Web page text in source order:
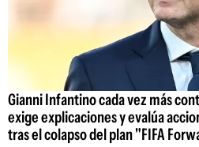
Gianni Infantino cada vez más
exige explicaciones y evalúa
tras el colapso del plan "FIFA